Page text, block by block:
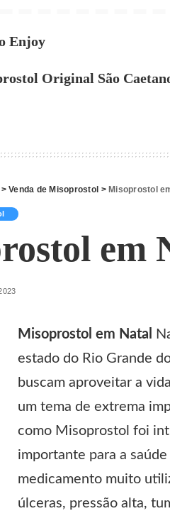
Enjoy
Original São
>Venda de Misoprostol > Misoprostol
em
Misoprostol em Natal
estado do Rio Grande
buscam aproveitar a
um tema de extrema
como Misoprostol foi
importante para a
medicamento muito
úlceras, pressão alta,